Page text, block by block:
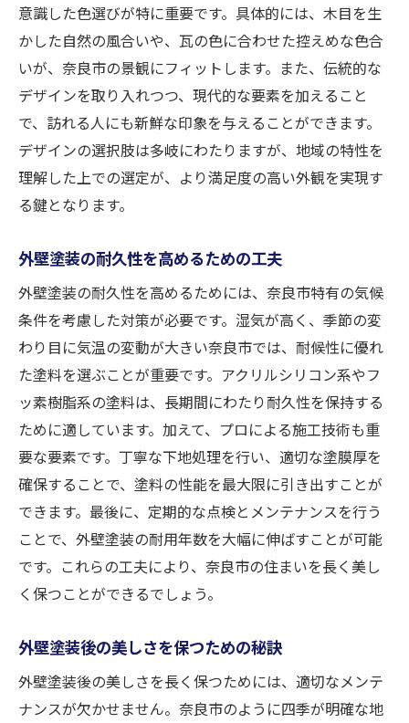
意識した色選びが特に重要です。具体的には、木目を生
かした自然の風合いや、瓦の色に合わせた控えめな色合
いが、奈良市の景観にフィットします。また、伝統的な
デザインを取り入れつつ、現代的な要素を加えること
で、訪れる人にも新鮮な印象を与えることができます。
デザインの選択肢は多岐にわたりますが、地域の特性を
理解した上での選定が、より満足度の高い外観を実現す
る鍵となります。
外壁塗装の耐久性を高めるための工夫
外壁塗装の耐久性を高めるためには、奈良市特有の気候
条件を考慮した対策が必要です。湿気が高く、季節の変
わり目に気温の変動が大きい奈良市では、耐候性に優れ
た塗料を選ぶことが重要です。アクリルシリコン系やフ
ッ素樹脂系の塗料は、長期間にわたり耐久性を保持する
ために適しています。加えて、プロによる施工技術も重
要な要素です。丁寧な下地処理を行い、適切な塗膜厚を
確保することで、塗料の性能を最大限に引き出すことが
できます。最後に、定期的な点検とメンテナンスを行う
ことで、外壁塗装の耐用年数を大幅に伸ばすことが可能
です。これらの工夫により、奈良市の住まいを長く美し
く保つことができるでしょう。
外壁塗装後の美しさを保つための秘訣
外壁塗装後の美しさを長く保つためには、適切なメンテ
ナンスが欠かせません。奈良市のように四季が明確な地